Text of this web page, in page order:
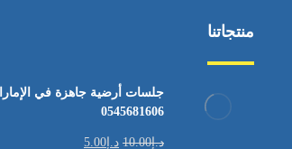
منتجاتنا
جلسات أرضية جاهزة في
0545681606
د.إ10.00 د.إ 5.00